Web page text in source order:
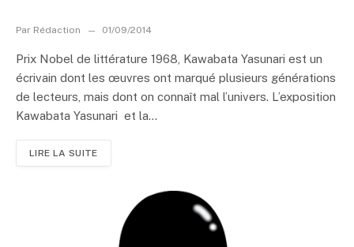
Par Rédaction 01/09/2014
Prix Nobel de littérature 1968, Kawabata Yasunari est un
écrivain dont les œuvres ont marqué plusieurs générations
de lecteurs, mais dont on connaît mal l’univers. L’exposition
Kawabata Yasunari et la...
LIRE LA SUITE